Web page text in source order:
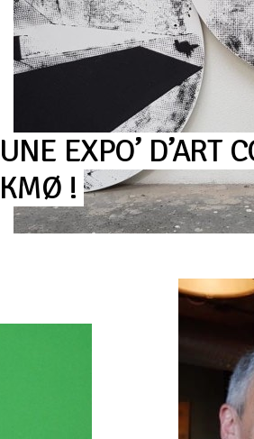
UNE EXPO’ D’ART
KMØ !